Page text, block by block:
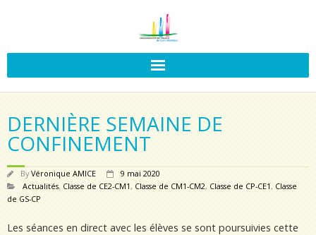
DERNIÈRE SEMAINE DE
CONFINEMENT
ByVéronique AMICE
9 mai 2020
Actualités, Classe de CE2-CM1, Classe de CM1-CM2, Classe de CP-CE1, Classe
de GS-CP
Les séances en direct avec les élèves se sont poursuivies cette